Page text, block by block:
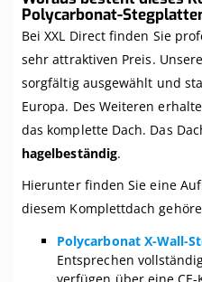
Polycarbonat-
Bei XXL Direct finden Sie
sehr attraktiven Preis.
sorgfältig ausgewählt und
Europa. Des Weiteren
das komplette Dach. Das
hagelbeständig.
Hierunter finden Sie eine
diesem Komplettdach
Polycarbonat X-Wall-
Entsprechen